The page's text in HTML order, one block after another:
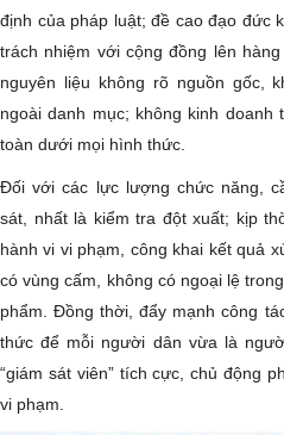
định của pháp luật; đề cao đạo đức
trách nhiệm với cộng đồng lên
nguyên liệu không rõ nguồn gốc,
ngoài danh mục; không kinh doanh
toàn dưới mọi hình thức.
Đối với các lực lượng chức năng,
sát, nhất là kiểm tra đột xuất; kịp
hành vi vi phạm, công khai kết quả
có vùng cấm, không có ngoại lệ
phẩm. Đồng thời, đẩy mạnh công
thức để mỗi người dân vừa là
“giám sát viên” tích cực, chủ động
vi phạm.